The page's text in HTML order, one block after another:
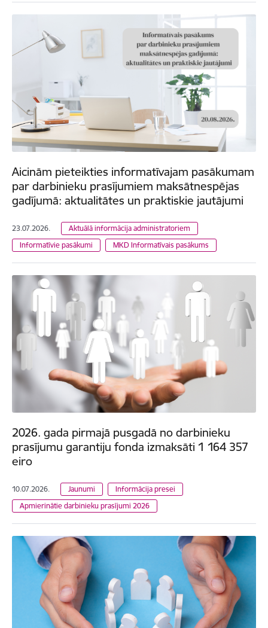
Aicinām pieteikties informatīvajam pasākumam
par darbinieku prasījumiem maksātnespējas
gadījumā: aktualitātes un praktiskie jautājumi
23.07.2026.
Aktuālā informācija administratoriem
Informatīvie pasākumi
MKD Informatīvais pasākums
2026. gada pirmajā pusgadā no darbinieku
prasījumu garantiju fonda izmaksāti 1 164 357
eiro
10.07.2026. Jaunumi
Informācija presei
Apmierinātie darbinieku prasījumi 2026